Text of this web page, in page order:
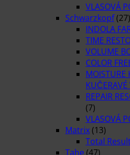
VLASOVÁ
Schwarzkopf (27)
INDOLA
TIME
VOLUME
COLOR
MOISTURE
KUČERAVÉ
REPAIR
(7)
VLASOVÁ
Matrix (13)
Total
Tahe (47)